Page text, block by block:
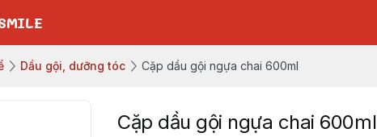
Dầu gội, dưỡng tóc Cặp dầu gội ngựa chai 600ml
Cặp dầu gội ngựa chai 600ml